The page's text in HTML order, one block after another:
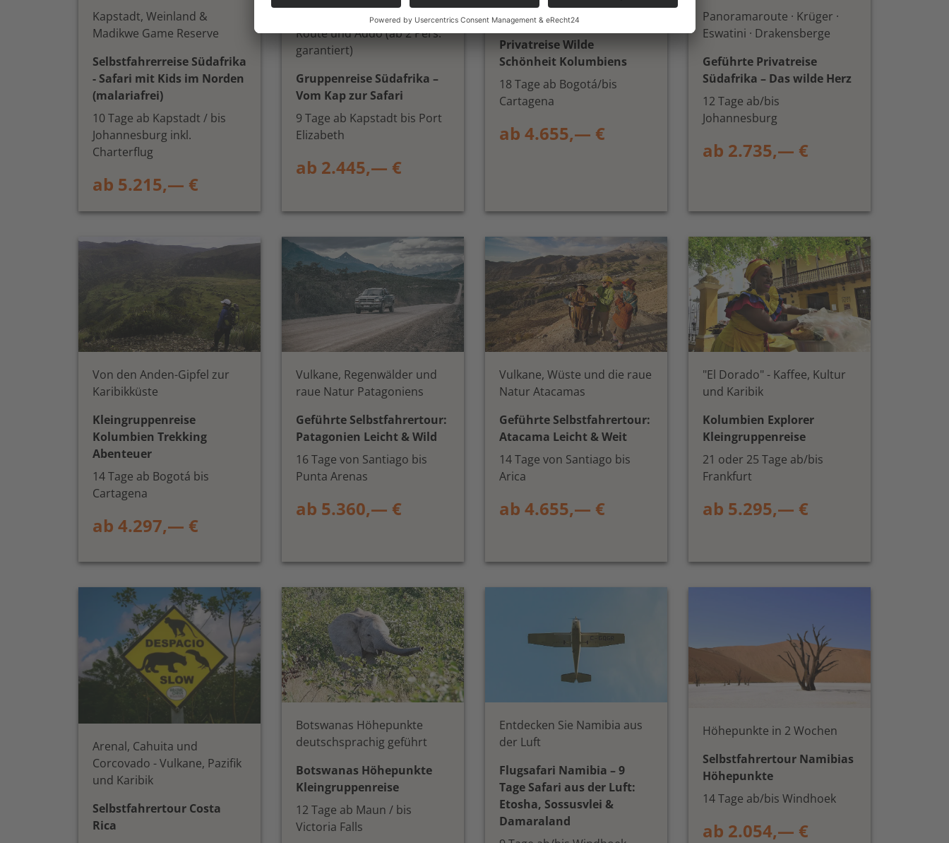
Kapstadt, Weinland &
Madikwe Game Reserve
Selbstfahrerreise Südafrika
- Safari mit Kids im Norden
(malariafrei)
10 Tage ab Kapstadt / bis
Johannesburg inkl.
Charterflug
ab 5.215,— €
Kapstadt, Weinland, Garden
Route und Addo (ab 2 Pers.
garantiert)
Gruppenreise Südafrika –
Vom Kap zur Safari
9 Tage ab Kapstadt bis Port
Elizabeth
ab 2.445,— €
Natur, Kultur und Abenteuer
Privatreise Wilde
Schönheit Kolumbiens
18 Tage ab Bogotá/bis
Cartagena
ab 4.655,— €
Panoramaroute · Krüger ·
Eswatini · Drakensberge
Geführte Privatreise
Südafrika – Das wilde Herz
12 Tage ab/bis
Johannesburg
ab 2.735,— €
Von den Anden-Gipfel zur
Karibikküste
Kleingruppenreise
Kolumbien Trekking
Abenteuer
14 Tage ab Bogotá bis
Cartagena
ab 4.297,— €
Vulkane, Regenwälder und
raue Natur Patagoniens
Geführte Selbstfahrertour:
Patagonien Leicht & Wild
16 Tage von Santiago bis
Punta Arenas
ab 5.360,— €
Vulkane, Wüste und die raue
Natur Atacamas
Geführte Selbstfahrertour:
Atacama Leicht & Weit
14 Tage von Santiago bis
Arica
ab 4.655,— €
"El Dorado" - Kaffee, Kultur
und Karibik
Kolumbien Explorer
Kleingruppenreise
21 oder 25 Tage ab/bis
Frankfurt
ab 5.295,— €
Arenal, Cahuita und
Corcovado - Vulkane, Pazifik
und Karibik
Selbstfahrertour Costa
Rica
Botswanas Höhepunkte
deutschsprachig geführt
Botswanas Höhepunkte
Kleingruppenreise
12 Tage ab Maun / bis
Victoria Falls
Entdecken Sie Namibia aus
der Luft
Flugsafari Namibia – 9
Tage Safari aus der Luft:
Etosha, Sossusvlei &
Damaraland
Höhepunkte in 2 Wochen
Selbstfahrertour Namibias
Höhepunkte
14 Tage ab/bis Windhoek
ab 2.054,— €